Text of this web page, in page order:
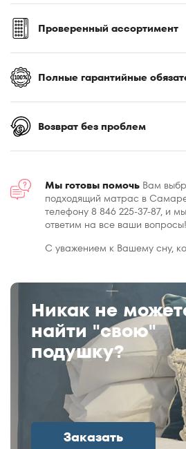
Проверенный ассортимент
Полные гарантийные
Возврат без проблем
Мы готовы помочь Вам
подходящий матрас в
телефону 8 846 225-37-87, и
ответим на все ваши вопросы!
С уважением к Вашему сну,
Никак не
найти "свою"
подушку?
Заказать